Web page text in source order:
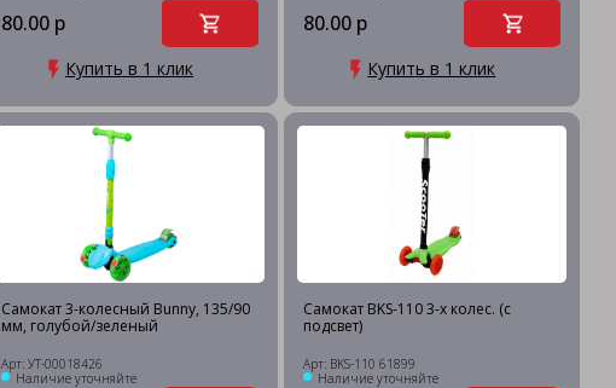
80.00 р
Купить в 1 клик
80.00 р
Купить в 1 клик
Самокат 3-колесный Bunny, 135/90
мм, голубой/зеленый
Арт: УТ-00018426
Наличие уточняйте
Самокат BKS-110 3-х колес. (с
подсвет)
Арт: BKS-110 61899
Наличие уточняйте